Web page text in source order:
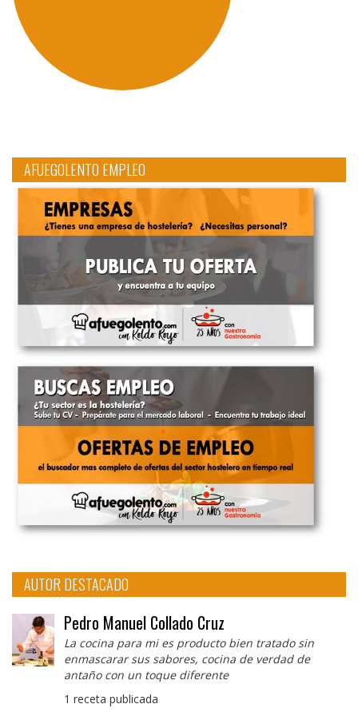
AFUEGOLENTO EMPLEO
AUTOR DESTACADO
Pedro Manuel Collado Cruz
La cocina para mi es producto bien tratado sin
enmascarar sus sabores, cocina de verdad de
antaño con un toque diferente
1 receta publicada